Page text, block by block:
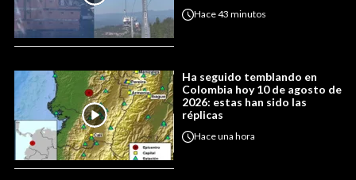
Hace43 minutos
Ha seguido temblando en
Colombia hoy 10 de agosto de
2026: estas han sido las
réplicas
Haceuna hora